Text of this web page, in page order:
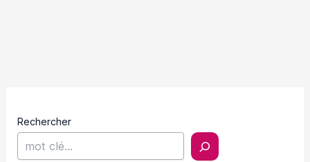
Rechercher